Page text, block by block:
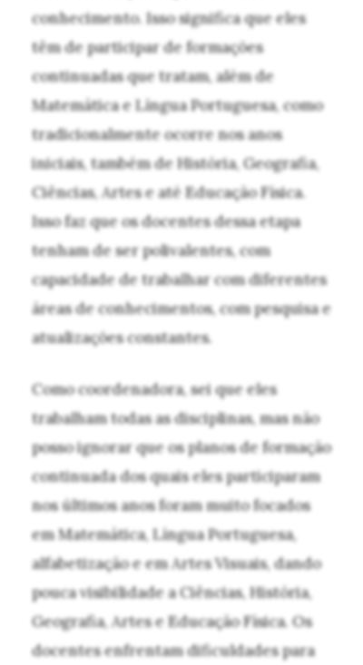
conhecimento. Isso significa que eles
têm de participar de formações
continuadas que tratam, além de
Matemática e Língua Portuguesa, como
tradicionalmente ocorre nos anos
iniciais, também de História, Geografia,
Ciências, Artes e até Educação Física.
Isso faz que os docentes dessa etapa
tenham de ser polivalentes, com
capacidade de trabalhar com diferentes
áreas de conhecimentos, com pesquisa e
atualizações constantes.
Como coordenadora, sei que eles
trabalham todas as disciplinas, mas não
posso ignorar que os planos de formação
continuada dos quais eles participaram
nos últimos anos foram muito focados
em Matemática, Língua Portuguesa,
alfabetização e em Artes Visuais, dando
pouca visibilidade a Ciências, História,
Geografia, Artes e Educação Física. Os
docentes enfrentam dificuldades para